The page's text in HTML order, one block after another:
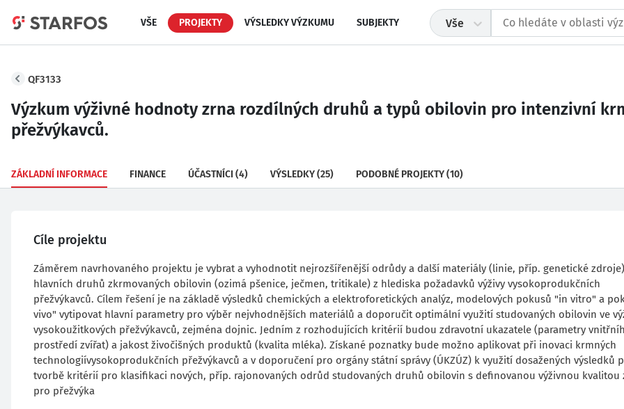
VŠE PROJEKTY VÝSLEDKY VÝZKUMU SUBJEKTY Vše
QF3133
Výzkum výživné hodnoty zrna rozdílných druhů a typů obilovin pro intenzivní
přežvýkavců.
ZÁKLADNÍ INFORMACE FINANCE ÚČASTNÍCI (4) VÝSLEDKY(25) PODOBNÉ PROJEKTY(10)
Cíle projektu
Záměrem navrhovaného projektu je vybrat a vyhodnotit nejrozšířenější odrůdy a další materiály (linie, příp. genetické zdroje)
hlavních druhů zkrmovaných obilovin (ozimá pšenice, ječmen, tritikale) z hlediska požadavků výživy vysokoprodukčních
přežvýkavců. Cílem řešení je na základě výsledků chemických a elektroforetických analýz, modelových pokusů "in vitro" a
vivo" vytipovat hlavní parametry pro výběr nejvhodnějších materiálů a doporučit optimální využití studovaných obilovin ve
vysokoužitkových přežvýkavců, zejména dojnic. Jedním z rozhodujících kritérií budou zdravotní ukazatele (parametry
prostředí zvířat) a jakost živočišných produktů (kvalita mléka). Získané poznatky bude možno aplikovat při inovaci krmných
technologiívysokoprodukčních přežvýkavců a v doporučení pro orgány státní správy (ÚKZÚZ) k využití dosažených výsledků
tvorbě kritérií pro klasifikaci nových, příp. rajonovaných odrůd studovaných druhů obilovin s definovanou výživnou kvalitou
pro přežvýka